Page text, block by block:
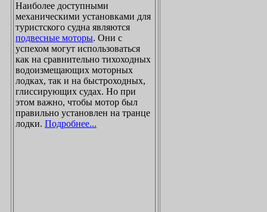
Наиболее доступными
механическими установками для
туристского судна являются
подвесные моторы. Они с
успехом могут использоваться
как на сравнительно тихоходных
водоизмещающих моторных
лодках, так и на быстроходных,
глиссирующих судах. Но при
этом важно, чтобы мотор был
правильно установлен на транце
лодки. Подробнее...